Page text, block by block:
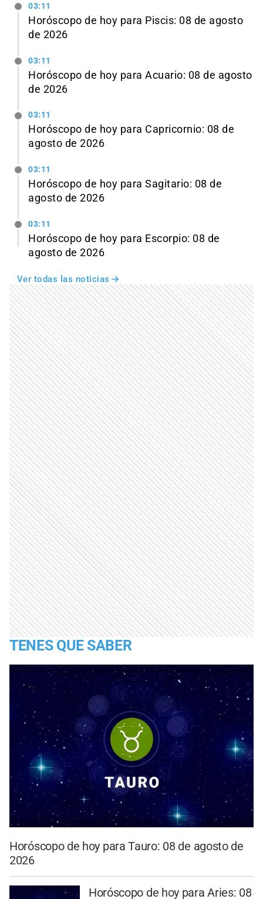
03:11
Horóscopo de hoy para Piscis: 08 de agosto
de 2026
03:11
Horóscopo de hoy para Acuario: 08 de agosto
de 2026
03:11
Horóscopo de hoy para Capricornio: 08 de
agosto de 2026
03:11
Horóscopo de hoy para Sagitario: 08 de
agosto de 2026
03:11
Horóscopo de hoy para Escorpio: 08 de
agosto de 2026
Ver todas las noticias
TENES QUE SABER
Horóscopo de hoy para Tauro: 08 de agosto de
2026
Horóscopo de hoy para Aries: 08